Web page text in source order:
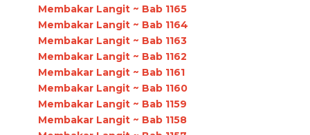
Membakar Langit ~ Bab 1165
Membakar Langit ~ Bab 1164
Membakar Langit ~ Bab 1163
Membakar Langit ~ Bab 1162
Membakar Langit ~ Bab 1161
Membakar Langit ~ Bab 1160
Membakar Langit ~ Bab 1159
Membakar Langit ~ Bab 1158